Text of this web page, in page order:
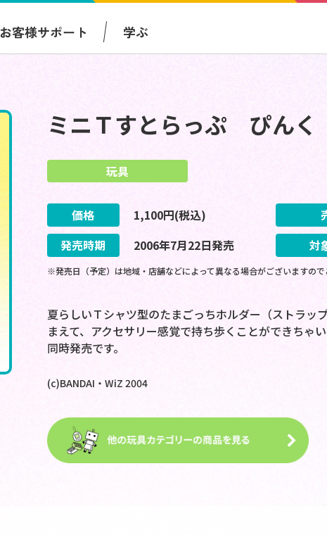
お客様サポート 学ぶ
ミニＴすとらっぷ ぴんく
玩具
価格 1,100円(税込)
発売時期
2006年7月22日発売 対
※発売日（予定）は地域・店舗などによって異なる場合がございますの
夏らしいＴシャツ型のたまごっちホルダー（ストラッ
まえて、アクセサリー感覚で持ち歩くことができち
同時発売です。
(c)BANDAI・WiZ 2004